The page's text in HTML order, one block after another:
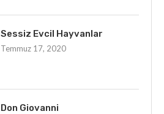
Sessiz Evcil Hayvanlar
Temmuz 17, 2020
Don Giovanni